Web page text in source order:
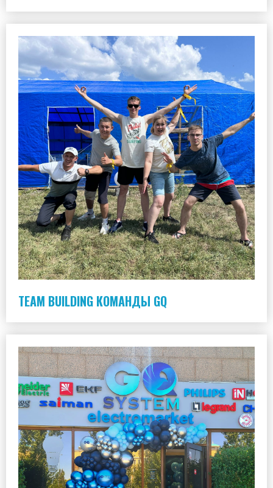
TEAM BUILDING КОМАНДЫ GQ